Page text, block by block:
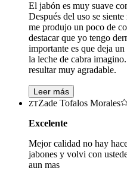
El jabón es muy suave
Después del uso se
me produjo un poco de
destacar que yo tengo
importante es que deja
la leche de cabra
resultar muy agradable.
Leer más
ZTZade Tofalos Morales
Excelente
Mejor calidad no hay
jabones y volvi con
aun mas